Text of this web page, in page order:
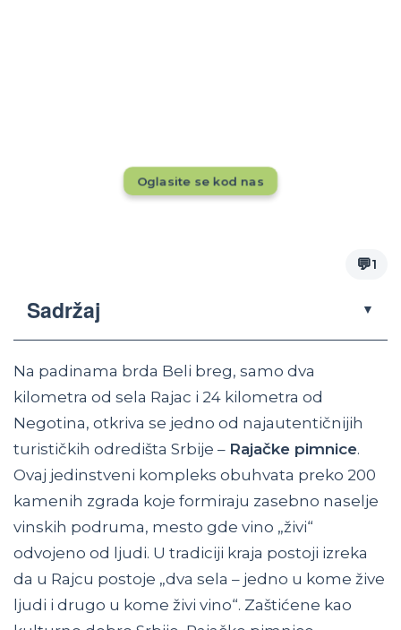
Oglasite se kod nas
💬1
Sadržaj ▼
Na padinama brda Beli breg, samo dva
kilometra od sela Rajac i 24 kilometra od
Negotina, otkriva se jedno od najautentičnijih
turističkih odredišta Srbije – Rajačke pimnice.
Ovaj jedinstveni kompleks obuhvata preko 200
kamenih zgrada koje formiraju zasebno naselje
vinskih podruma, mesto gde vino „živi“
odvojeno od ljudi. U tradiciji kraja postoji izreka
da u Rajcu postoje „dva sela – jedno u kome žive
ljudi i drugo u kome živi vino“. Zaštićene kao